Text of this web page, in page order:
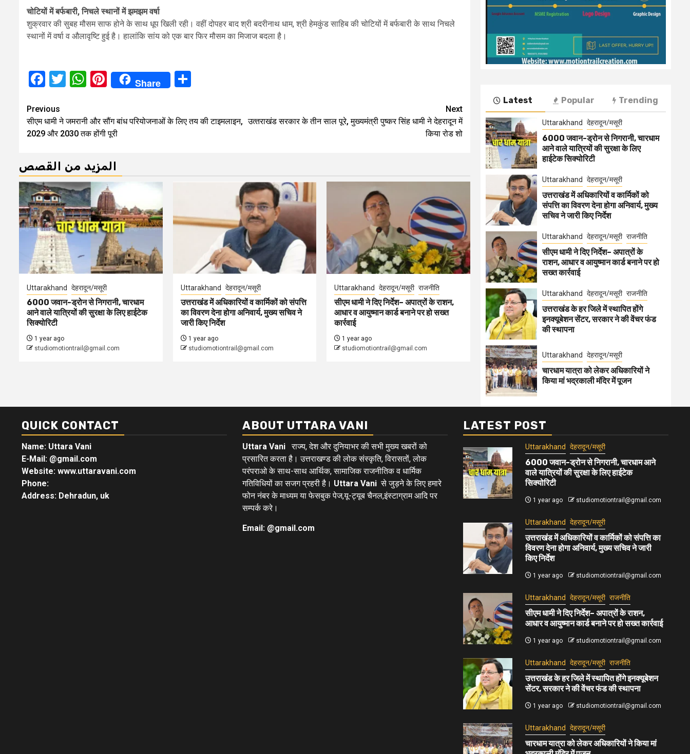
चोटियों में बर्फबारी, निचले स्थानों में झमझम वर्षा
शुक्रवार की सुबह मौसम साफ होने के साथ धूप खिली रही। वहीं दोपहर बाद श्री बदरीनाथ धाम, श्री हेमकुंड साहिब की चोटियों में बर्फबारी के साथ निचले
स्थानों में वर्षा व औलावृष्टि हुई है। हालांकि सांय को एक बार फिर मौसम का मिजाज बदला है।
Facebook
TwitterWhatsApp
Pinterest
Share
Continue
Reading
Previous
सीएम धामी ने जमरानी और सौंग बांध परियोजनाओं के लिए तय की टाइमलाइन,
2029 और 2030 तक होंगी पूरी
Next
उत्‍तराखंड सरकार के तीन साल पूरे, मुख्यमंत्री पुष्कर सिंह धामी ने देहरादून में
किया रोड शो
المزيد من القصص
Uttarakhand देहरादून/मसूरी
6000 जवान-ड्रोन से निगरानी, चारधाम
आने वाले यात्रियों की सुरक्षा के लिए हाईटेक
सिक्योरिटी
1 year ago
studiomotiontrail@gmail.com
Uttarakhand देहरादून/मसूरी
उत्तराखंड में अधिकारियों व कार्मिकों को संपत्ति
का विवरण देना होगा अनिवार्य, मुख्य सचिव ने
जारी किए निर्देश
1 year ago
studiomotiontrail@gmail.com
Uttarakhand देहरादून/मसूरी राजनीति
सीएम धामी ने दिए निर्देश– अपात्रों के राशन,
आधार व आयुष्मान कार्ड बनाने पर हो सख्त
कार्रवाई
1 year ago
studiomotiontrail@gmail.com
Latest Popular Trending
Uttarakhand देहरादून/मसूरी
6000 जवान-ड्रोन से निगरानी, चारधाम
आने वाले यात्रियों की सुरक्षा के लिए
हाईटेक सिक्योरिटी
Uttarakhand देहरादून/मसूरी
उत्तराखंड में अधिकारियों व कार्मिकों को
संपत्ति का विवरण देना होगा अनिवार्य, मुख्य
सचिव ने जारी किए निर्देश
Uttarakhand देहरादून/मसूरी राजनीति
सीएम धामी ने दिए निर्देश– अपात्रों के
राशन, आधार व आयुष्मान कार्ड बनाने पर हो
सख्त कार्रवाई
Uttarakhand देहरादून/मसूरी राजनीति
उत्तराखंड के हर जिले में स्थापित होंगे
इनक्यूबेशन सेंटर, सरकार ने की वेंचर फंड
की स्थापना
Uttarakhand देहरादून/मसूरी
चारधाम यात्रा को लेकर अधिकारियों ने
किया मां भद्रकाली मंदिर में पूजन
QUICK CONTACT
Name: Uttara Vani
E-Mail: @gmail.com
Website: www.uttaravani.com
Phone:
Address: Dehradun, uk
ABOUT UTTARA VANI
Uttara Vani राज्य, देश और दुनियाभर की सभी मुख्य खबरों को
प्रसारित करता है। उत्तराखण्ड की लोक संस्कृति, विरासतों, लोक
परंपराओ के साथ-साथ आर्थिक, सामाजिक राजनीतिक व धार्मिक
गतिविधियों का सजग प्रहरी है। Uttara Vani से जुड़ने के लिए हमारे
फोन नंबर के माध्यम या फेसबुक पेज,यू-ट्यूब चैनल,इंस्टाग्राम आदि पर
सम्पर्क करे।
Email: @gmail.com
LATEST POST
Uttarakhand देहरादून/मसूरी
6000 जवान-ड्रोन से निगरानी, चारधाम आने
वाले यात्रियों की सुरक्षा के लिए हाईटेक
सिक्योरिटी
1 year ago studiomotiontrail@gmail.com
Uttarakhand देहरादून/मसूरी
उत्तराखंड में अधिकारियों व कार्मिकों को संपत्ति का
विवरण देना होगा अनिवार्य, मुख्य सचिव ने जारी
किए निर्देश
1 year ago studiomotiontrail@gmail.com
Uttarakhand देहरादून/मसूरी राजनीति
सीएम धामी ने दिए निर्देश– अपात्रों के राशन,
आधार व आयुष्मान कार्ड बनाने पर हो सख्त कार्रवाई
1 year ago studiomotiontrail@gmail.com
Uttarakhand देहरादून/मसूरी राजनीति
उत्तराखंड के हर जिले में स्थापित होंगे इनक्यूबेशन
सेंटर, सरकार ने की वेंचर फंड की स्थापना
1 year ago studiomotiontrail@gmail.com
Uttarakhand देहरादून/मसूरी
चारधाम यात्रा को लेकर अधिकारियों ने किया मां